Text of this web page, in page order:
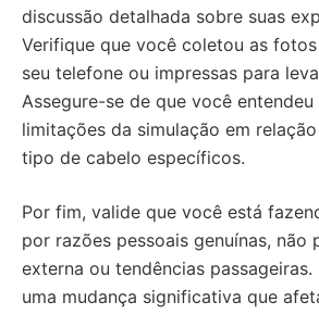
discussão detalhada sobre suas
Verifique que você coletou as
seu telefone ou impressas para
Assegure-se de que você
limitações da simulação em
tipo de cabelo específicos.
Por fim, valide que você está
por razões pessoais genuínas, não
externa ou tendências
uma mudança significativa que